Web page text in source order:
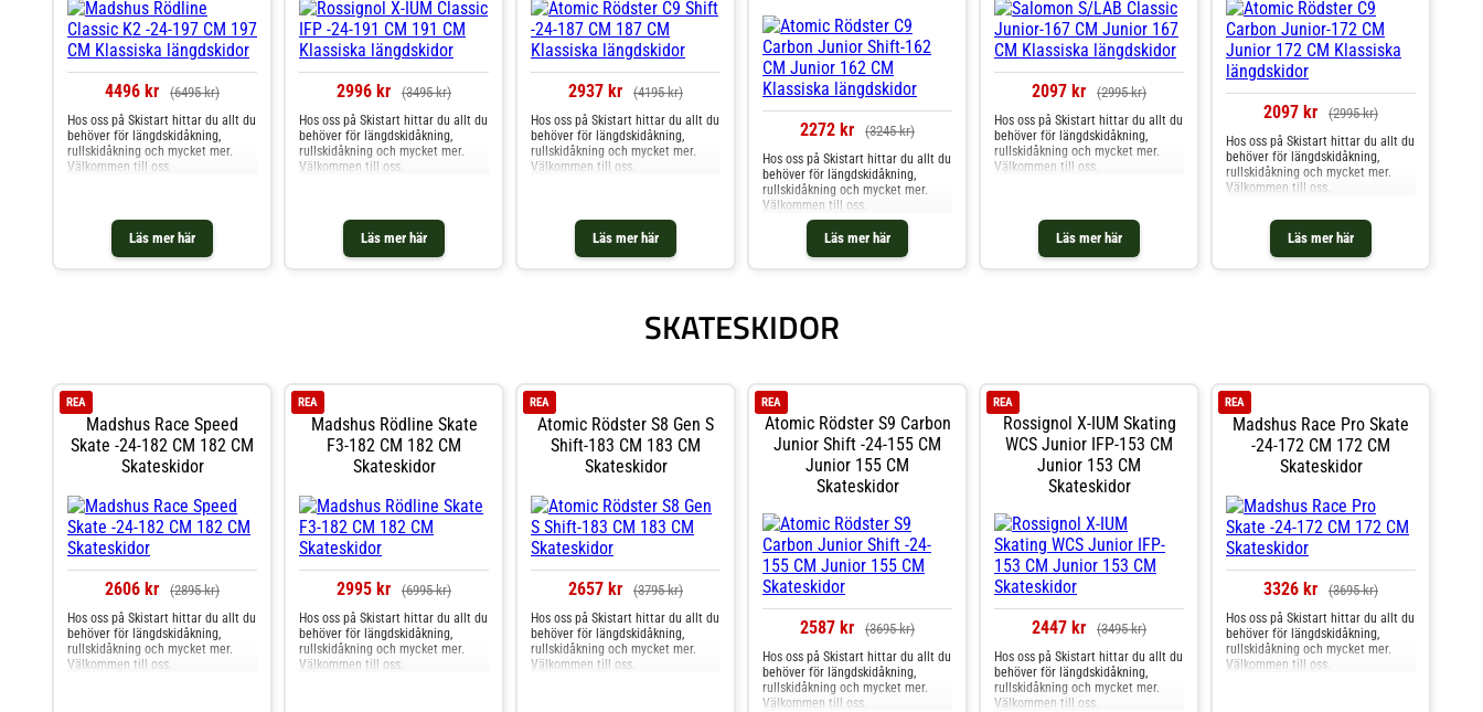
4496 kr (6495 kr)
Läs mer här
Hos oss på Skistart hittar du allt du
behöver för längdskidåkning,
rullskidåkning och mycket mer.
Välkommen till oss.
2996 kr (3495 kr)
Läs mer här
Hos oss på Skistart hittar du allt du
behöver för längdskidåkning,
rullskidåkning och mycket mer.
Välkommen till oss.
2937 kr (4195 kr)
Läs mer här
Hos oss på Skistart hittar du allt du
behöver för längdskidåkning,
rullskidåkning och mycket mer.
Välkommen till oss.
2272 kr (3245 kr)
Läs mer här
Hos oss på Skistart hittar du allt du
behöver för längdskidåkning,
rullskidåkning och mycket mer.
Välkommen till oss.
2097 kr (2995 kr)
Läs mer här
Hos oss på Skistart hittar du allt du
behöver för längdskidåkning,
rullskidåkning och mycket mer.
Välkommen till oss.
2097 kr (2995 kr)
Läs mer här
Hos oss på Skistart hittar du allt du
behöver för längdskidåkning,
rullskidåkning och mycket mer.
Välkommen till oss.
SKATESKIDOR
Madshus Race Speed
Skate -24-182 CM 182 CM
Skateskidor
REA
2606 kr (2895 kr)
Hos oss på Skistart hittar du allt du
behöver för längdskidåkning,
rullskidåkning och mycket mer.
Välkommen till oss.
Madshus Rödline Skate
F3-182 CM 182 CM
Skateskidor
REA
2995 kr (6995 kr)
Hos oss på Skistart hittar du allt du
behöver för längdskidåkning,
rullskidåkning och mycket mer.
Välkommen till oss.
Atomic Rödster S8 Gen S
Shift-183 CM 183 CM
Skateskidor
REA
2657 kr (3795 kr)
Hos oss på Skistart hittar du allt du
behöver för längdskidåkning,
rullskidåkning och mycket mer.
Välkommen till oss.
Atomic Rödster S9 Carbon
Junior Shift -24-155 CM
Junior 155 CM
Skateskidor
REA
2587 kr (3695 kr)
Hos oss på Skistart hittar du allt du
behöver för längdskidåkning,
rullskidåkning och mycket mer.
Välkommen till oss.
Rossignol X-IUM Skating
WCS Junior IFP-153 CM
Junior 153 CM
Skateskidor
REA
2447 kr (3495 kr)
Hos oss på Skistart hittar du allt du
behöver för längdskidåkning,
rullskidåkning och mycket mer.
Välkommen till oss.
Madshus Race Pro Skate
-24-172 CM 172 CM
Skateskidor
REA
3326 kr (3695 kr)
Hos oss på Skistart hittar du allt du
behöver för längdskidåkning,
rullskidåkning och mycket mer.
Välkommen till oss.